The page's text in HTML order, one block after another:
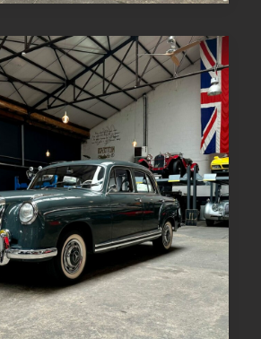
LIRE LA SUITE